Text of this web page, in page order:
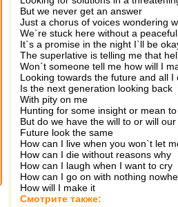
But we never get an answer
Just a chorus of voices wondering
We`re stuck here without a
It`s a promise in the night I`ll be
The superlative is telling me that
Won`t someone tell me how will I
Looking towards the future and all I
Is the next generation looking back
With pity on me
Hunting for some insight or mean
But do we have the will to or will our
Future look the same
How can I live when you won`t let
How can I die without reasons why
How can I laugh when I want to cry
How can I go on with nothing
How will I make it
Смотрите также: